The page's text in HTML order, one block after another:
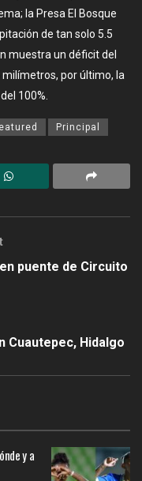
la Presa El Bosque
de tan solo 5.5
muestra un déficit del
por último, la
100%.
Principal
puente de Circuito
Cuautepec, Hidalgo
y a